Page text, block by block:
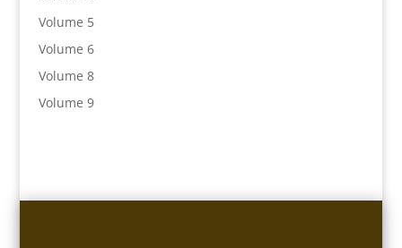
Volume 5
Volume 6
Volume 8
Volume 9